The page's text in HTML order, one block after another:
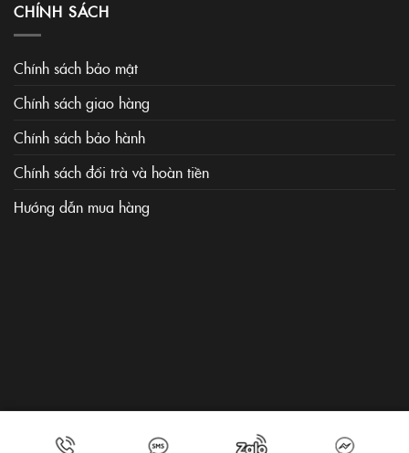
CHÍNH SÁCH
Chính sách bảo mật
Chính sách giao hàng
Chính sách bảo hành
Chính sách đổi trà và hoàn tiền
Hướng dẫn mua hàng